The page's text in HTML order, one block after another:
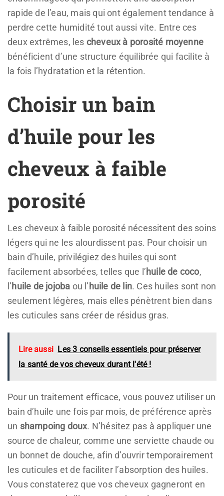
rapide de l’eau, mais qui ont également tendance à
perdre cette humidité tout aussi vite. Entre ces
deux extrêmes, les cheveux à porosité moyenne
bénéficient d’une structure équilibrée qui facilite à
la fois l’hydratation et la rétention.
Choisir un bain
d’huile pour les
cheveux à faible
porosité
Les cheveux à faible porosité nécessitent des soins
légers qui ne les alourdissent pas. Pour choisir un
bain d’huile, privilégiez des huiles qui sont
facilement absorbées, telles que l’huile de coco,
l’huile de jojoba ou l’ huile de lin. Ces huiles sont non
seulement légères, mais elles pénètrent bien dans
les cuticules sans créer de résidus gras.
Lire aussi Les 3 conseils essentiels pour préserver
la santé de vos cheveux durant l'été !
Pour un traitement efficace, vous pouvez utiliser un
bain d’huile une fois par mois, de préférence après
un shampoing doux. N’hésitez pas à appliquer une
source de chaleur, comme une serviette chaude ou
un bonnet de douche, afin d’ouvrir temporairement
les cuticules et de faciliter l’absorption des huiles.
Vous constaterez que vos cheveux gagneront en